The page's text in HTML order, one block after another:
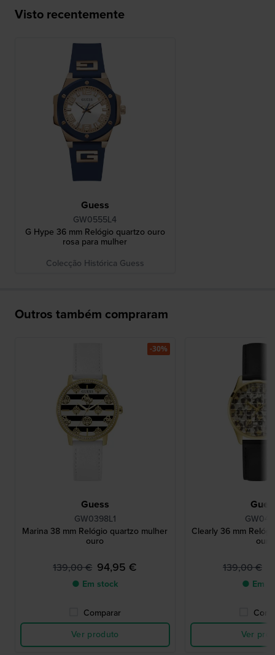
Visto recentemente
Guess
GW0555L4
G Hype 36 mm Relógio quartzo ouro
rosa para mulher
Colecção Histórica Guess
Outros também compraram
Guess
GW0398L1
Marina 38 mm Relógio quartzo mulher
ouro
139,00 € 94,95 €
● Em stock
Comparar
Ver produto
-30%
Clearly 36 mm
ouro
139,00 €
● Em
Ver